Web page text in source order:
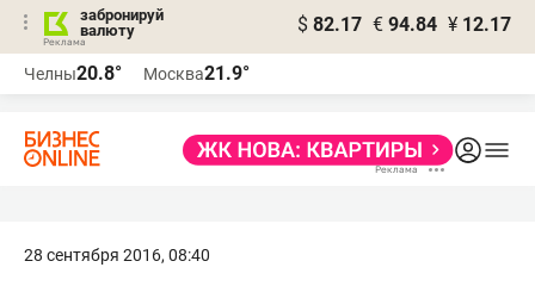
забронируй
валюту
$ 82.17 € 94.84 ¥ 12.17
Челны20.8° Москва21.9°
28 сентября 2016, 08:40